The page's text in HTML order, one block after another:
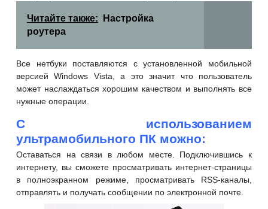
Читайте также:
Настройка
роутера
Все нетбуки поставляются с установленной мобильной
версией Windows Vista, а это значит что пользователь
может наслаждаться хорошим качеством и выполнять все
нужные операции.
С использованием
ультрамобильного ПК можно:
Оставаться на связи в любом месте. Подключившись к
интернету, вы сможете просматривать интернет-страницы
в полноэкранном режиме, просматривать RSS-каналы,
отправлять и получать сообщении по электронной почте.